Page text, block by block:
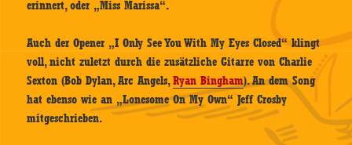
erinnert, oder „Miss Marissa“.
Auch der Opener „I Only See You With My Eyes Closed“ klingt
voll, nicht zuletzt durch die zusätzliche Gitarre von Charlie
Sexton (Bob Dylan, Arc Angels,Ryan Bingham). An dem Song
hat ebenso wie an „Lonesome On My Own“ Jeff Crosby
mitgeschrieben.